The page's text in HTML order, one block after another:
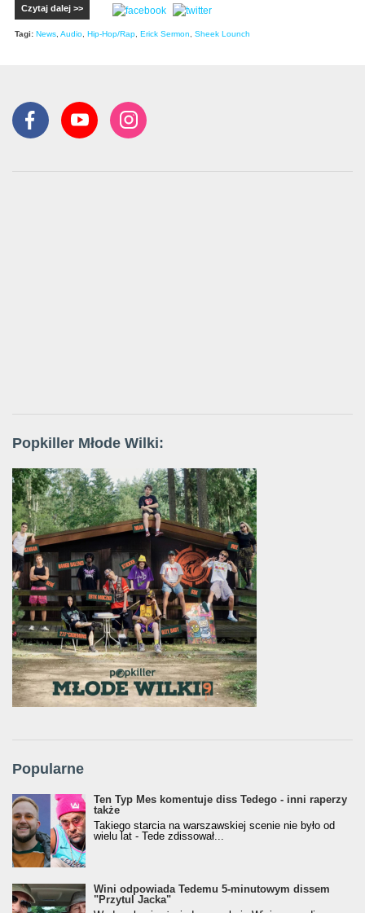
Czytaj dalej >>
Tagi: News Audio Hip-Hop/Rap Erick Sermon Sheek Lounch
Popkiller Młode Wilki:
Popularne
Ten Typ Mes komentuje diss Tedego - inni raperzy
także
Takiego starcia na warszawskiej scenie nie było od
wielu lat - Tede zdissował...
Wini odpowiada Tedemu 5-minutowym dissem
"Przytul Jacka"